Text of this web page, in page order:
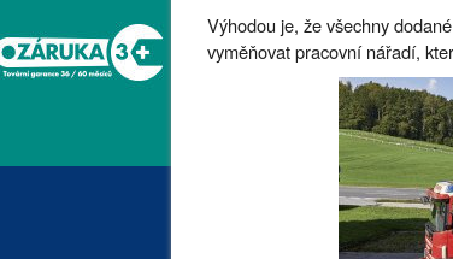
Výhodou je, že všechny
vyměňovat pracovní nářadí,